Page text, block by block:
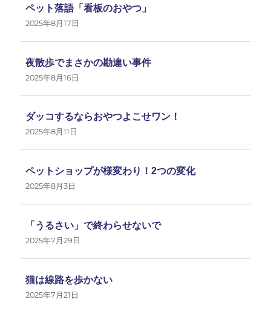
ペット落語「看板のおやつ」
2025年8月17日
夜散歩でまさかの勘違い事件
2025年8月16日
ダッコするならおやつよこせワン！
2025年8月11日
ペットショップが様変わり！2つの変化
2025年8月3日
「うるさい」で終わらせないで
2025年7月29日
猫は線路を歩かない
2025年7月21日